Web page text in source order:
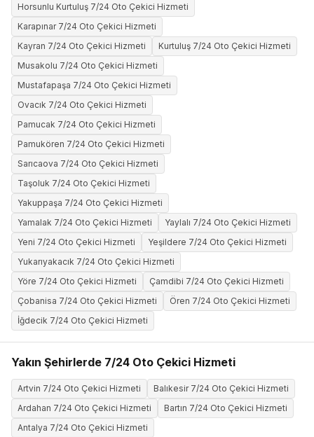
Horsunlu Kurtuluş 7/24 Oto Çekici Hizmeti
Karapınar 7/24 Oto Çekici Hizmeti
Kayran 7/24 Oto Çekici Hizmeti
Kurtuluş 7/24 Oto Çekici Hizmeti
Musakolu 7/24 Oto Çekici Hizmeti
Mustafapaşa 7/24 Oto Çekici Hizmeti
Ovacık 7/24 Oto Çekici Hizmeti
Pamucak 7/24 Oto Çekici Hizmeti
Pamukören 7/24 Oto Çekici Hizmeti
Sarıcaova 7/24 Oto Çekici Hizmeti
Taşoluk 7/24 Oto Çekici Hizmeti
Yakuppaşa 7/24 Oto Çekici Hizmeti
Yamalak 7/24 Oto Çekici Hizmeti
Yaylalı 7/24 Oto Çekici Hizmeti
Yeni 7/24 Oto Çekici Hizmeti
Yeşildere 7/24 Oto Çekici Hizmeti
Yukarıyakacık 7/24 Oto Çekici Hizmeti
Yöre 7/24 Oto Çekici Hizmeti
Çamdibi 7/24 Oto Çekici Hizmeti
Çobanisa 7/24 Oto Çekici Hizmeti
Ören 7/24 Oto Çekici Hizmeti
İğdecik 7/24 Oto Çekici Hizmeti
Yakın Şehirlerde 7/24 Oto Çekici Hizmeti
Artvin 7/24 Oto Çekici Hizmeti
Balıkesir 7/24 Oto Çekici Hizmeti
Ardahan 7/24 Oto Çekici Hizmeti
Bartın 7/24 Oto Çekici Hizmeti
Antalya 7/24 Oto Çekici Hizmeti